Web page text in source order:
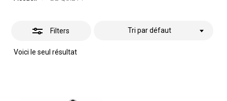
Filters
Voici le seul résultat
Tri par défaut